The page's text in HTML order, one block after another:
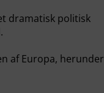
dramatisk politisk
af Europa, herunder